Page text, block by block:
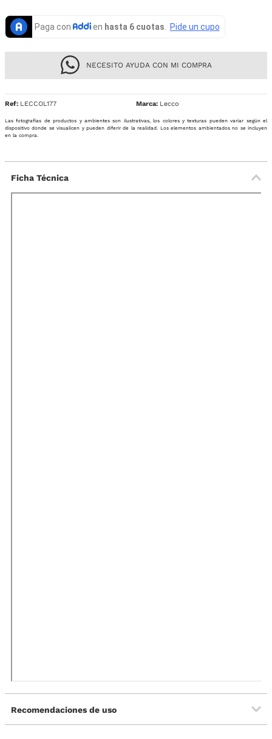
NECESITO AYUDA CON MI COMPRA
Ref: LECCOL177 Lecco
Las fotografías de productos y ambientes son ilustrativas, los colores y texturas pueden variar según el
dispositivo donde se visualicen y pueden diferir de la realidad. Los elementos ambientados no se incluyen
en la compra.
Ficha Técnica
Recomendaciones de uso